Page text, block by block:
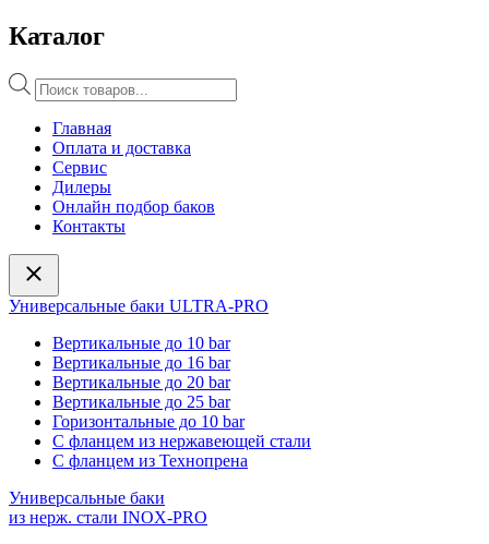
Каталог
Поиск
товаров
Главная
Оплата и доставка
Сервис
Дилеры
Онлайн подбор баков
Контакты
Универсальные баки ULTRA-PRO
Вертикальные до 10 bar
Вертикальные до 16 bar
Вертикальные до 20 bar
Вертикальные до 25 bar
Горизонтальные до 10 bar
С фланцем из нержавеющей стали
С фланцем из Технопрена
Универсальные баки
из нерж. стали INOX-PRO